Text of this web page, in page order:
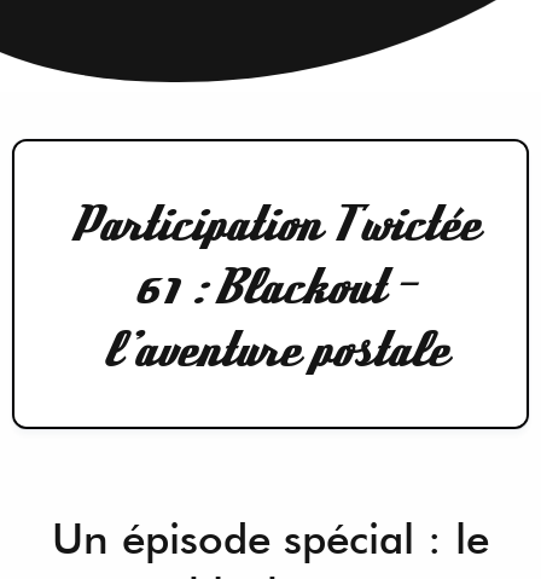
Participation Twictée
61 : Blackout –
l’aventure postale
Un épisode spécial : le